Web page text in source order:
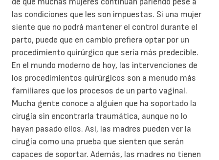
las condiciones que les son impuestas. Si una mujer
siente que no podrá mantener el control durante el
parto, puede que en cambio prefiera optar por un
procedimiento quirúrgico que sería más predecible.
En el mundo moderno de hoy, las intervenciones de
los procedimientos quirúrgicos son a menudo más
familiares que los procesos de un parto vaginal.
Mucha gente conoce a alguien que ha soportado la
cirugía sin encontrarla traumática, aunque no lo
hayan pasado ellos. Así, las madres pueden ver la
cirugía como una prueba que sienten que serán
capaces de soportar. Además, las madres no tienen